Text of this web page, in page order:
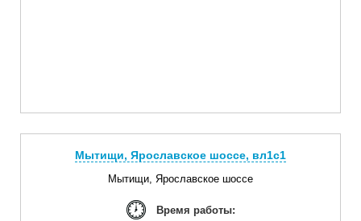
Мытищи, Ярославское шоссе, вл1с1
Мытищи, Ярославское шоссе
Время работы: